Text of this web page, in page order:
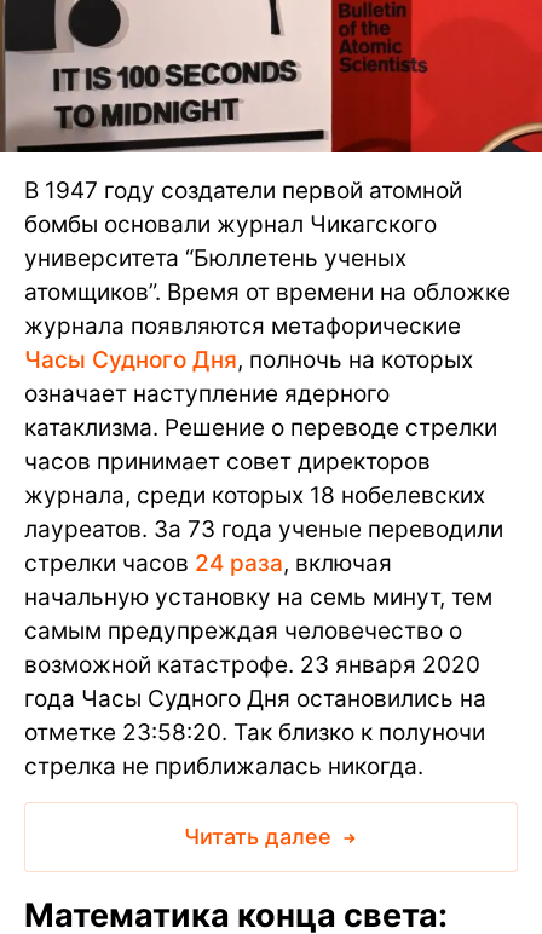
В 1947 году создатели первой атомной
бомбы основали журнал Чикагского
университета “Бюллетень ученых
атомщиков”. Время от времени на обложке
журнала появляются метафорические
Часы Судного Дня, полночь на которых
означает наступление ядерного
катаклизма. Решение о переводе стрелки
часов принимает совет директоров
журнала, среди которых 18 нобелевских
лауреатов. За 73 года ученые переводили
стрелки часов 24 раза, включая
начальную установку на семь минут, тем
самым предупреждая человечество о
возможной катастрофе. 23 января 2020
года Часы Судного Дня остановились на
отметке 23:58:20. Так близко к полуночи
стрелка не приближалась никогда.
Читать далее
Математика конца света: